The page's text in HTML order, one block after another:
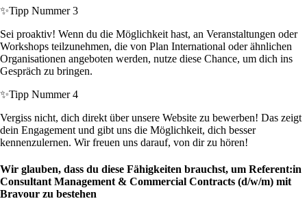
✨Tipp Nummer 3
Sei proaktiv! Wenn du die Möglichkeit hast, an Veranstaltungen oder
Workshops teilzunehmen, die von Plan International oder ähnlichen
Organisationen angeboten werden, nutze diese Chance, um dich ins
Gespräch zu bringen.
✨Tipp Nummer 4
Vergiss nicht, dich direkt über unsere Website zu bewerben! Das zeigt
dein Engagement und gibt uns die Möglichkeit, dich besser
kennenzulernen. Wir freuen uns darauf, von dir zu hören!
Wir glauben, dass du diese Fähigkeiten brauchst, um Referent:in
Consultant Management & Commercial Contracts (d/w/m) mit
Bravour zu bestehen